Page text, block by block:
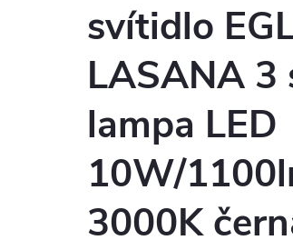
svítidlo
LASANA 3
lampa LED
10W/
3000K